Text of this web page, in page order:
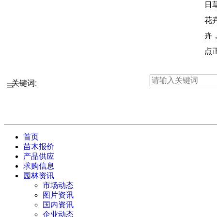
日
花
卉
点
关键词:
首页
苗木报价
产品供应
求购信息
园林资讯
市场动态
图片资讯
国内资讯
企业动态